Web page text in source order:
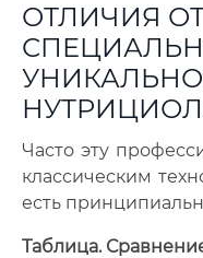
ОТЛИЧИЯ
Часто эту
классическим
есть
Таблица.